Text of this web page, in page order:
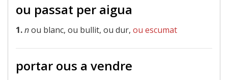
ou passat per aigua
1.nou blanc, ou bullit, ou dur, ou escumat
portar ous a vendre